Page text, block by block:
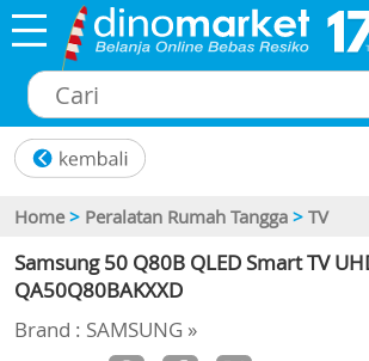
Home > Peralatan Rumah Tangga > TV
Samsung 50 Q80B QLED Smart TV
QA50Q80BAKXXD
Brand : SAMSUNG »